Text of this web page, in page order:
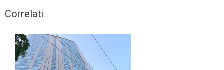
Correlati